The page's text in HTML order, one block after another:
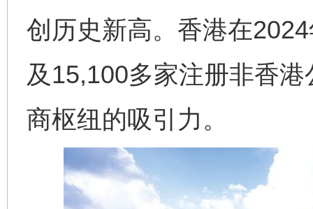
创历史新高。香港在
及15,100多家注册非香
商枢纽的吸引力。